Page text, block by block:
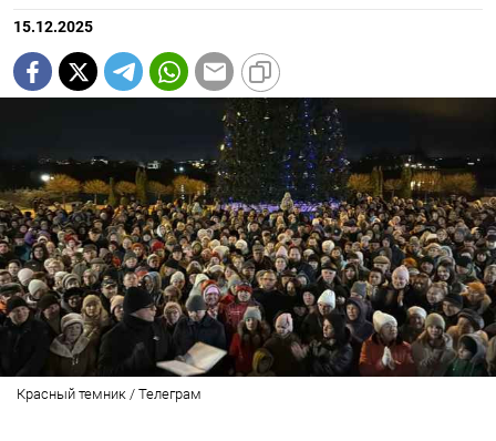
15.12.2025
Красный темник / Телеграм